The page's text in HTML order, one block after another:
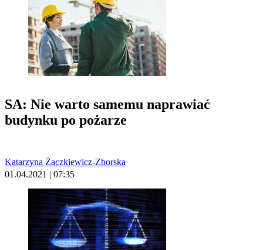
SA: Nie warto samemu naprawiać
budynku po pożarze
Katarzyna Żaczkiewicz-Zborska
01.04.2021 | 07:35